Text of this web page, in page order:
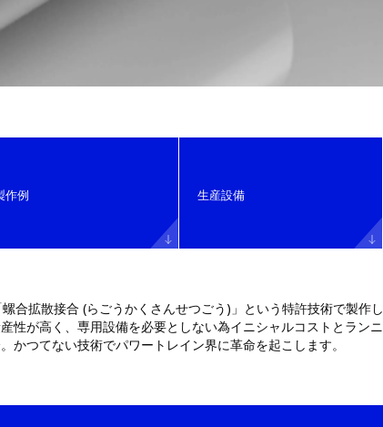
作例 生産設備
合拡散接合 (らごうかくさんせつごう)」という特許技術で製作
性が高く、専用設備を必要としない為イニシャルコストとラン
かつてない技術でパワートレイン界に革命を起こします。